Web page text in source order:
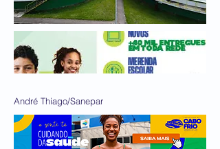
André Thiago/Sanepar